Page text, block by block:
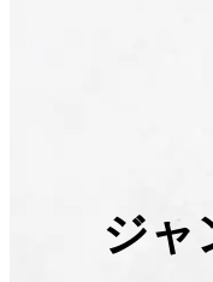
ジャ